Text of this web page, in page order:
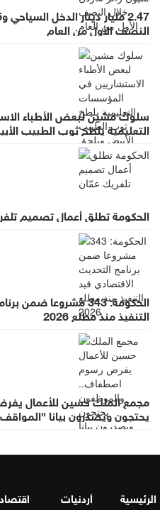
النصف الأول من العام
سلوك مشين لبعض الأطباء
التعليمية يلطخ ثوب الطبيب
الحكومة تطلق أعمال تصميم
الحكومة: 343 مشروعا
التنفيذ منذ مطلع 2026
مجمع الملك حسين للأعمال
يحتجون ويصدرون بيانا
الرئيسية أردنيات اقتصاد